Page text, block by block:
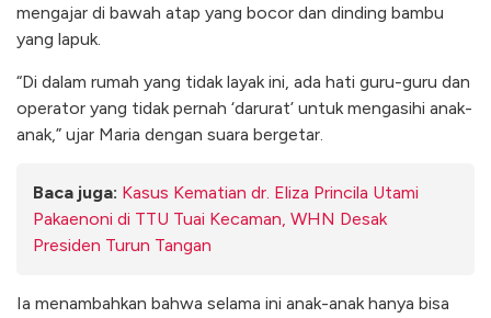
mengajar di bawah atap yang bocor dan dinding bambu
yang lapuk.
“Di dalam rumah yang tidak layak ini, ada hati guru-guru dan
operator yang tidak pernah ‘darurat’ untuk mengasihi anak-
anak,” ujar Maria dengan suara bergetar.
Baca juga: Kasus Kematian dr. Eliza Princila Utami
Pakaenoni di TTU Tuai Kecaman, WHN Desak
Presiden Turun Tangan
Ia menambahkan bahwa selama ini anak-anak hanya bisa